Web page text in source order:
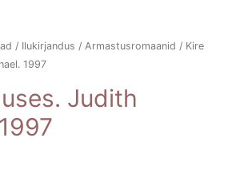
/ Ilukirjandus / Armastusromaanid / Kire
1997
Judith